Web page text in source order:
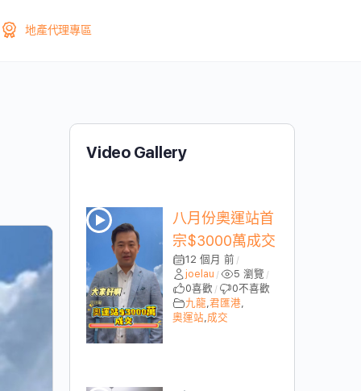
地產代理專區
Video Gallery
八月份奧運站首
宗$3000萬成交
12 個月 前 /
joelau / 5 瀏覽 /
0喜歡 / 0不喜歡
九龍,君匯港,
奧運站,成交